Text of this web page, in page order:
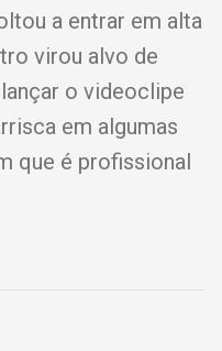
a entrar em alta
virou alvo de
o videoclipe
em algumas
que é profissional